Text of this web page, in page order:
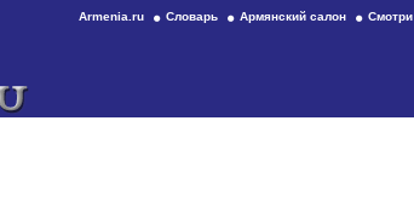
Armenia.ru Словарь Армянский салон Смотри